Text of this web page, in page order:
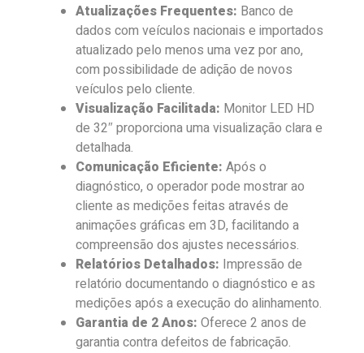
Atualizações Frequentes: Banco de
dados com veículos nacionais e importados
atualizado pelo menos uma vez por ano,
com possibilidade de adição de novos
veículos pelo cliente.
Visualização Facilitada: Monitor LED HD
de 32″ proporciona uma visualização clara e
detalhada.
Comunicação Eficiente: Após o
diagnóstico, o operador pode mostrar ao
cliente as medições feitas através de
animações gráficas em 3D, facilitando a
compreensão dos ajustes necessários.
Relatórios Detalhados: Impressão de
relatório documentando o diagnóstico e as
medições após a execução do alinhamento.
Garantia de 2 Anos: Oferece 2 anos de
garantia contra defeitos de fabricação.